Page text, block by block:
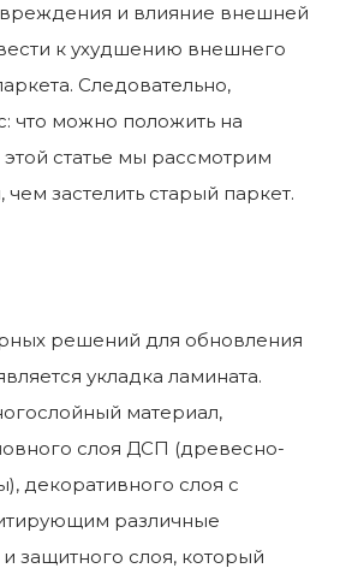
и влияние внешней
к ухудшению внешнего
Следовательно,
что можно положить на
статье мы рассмотрим
застелить старый паркет.
решений для обновления
укладка ламината.
материал,
слоя ДСП (древесно-
декоративного слоя с
различные
и защитного слоя, который